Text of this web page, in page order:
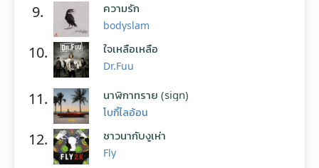
9. ความรัก
bodyslam
10. ใจเหลือเหลือ
Dr.Fuu
11. นาฬิกาทราย (sign)
โบกี้ไลอ้อน
12. ชาวนากับงูเห่า
Fly